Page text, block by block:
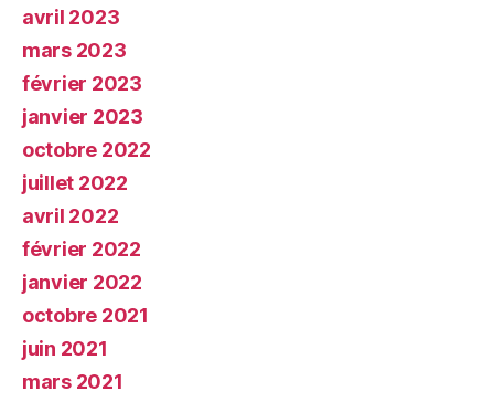
avril 2023
mars 2023
février 2023
janvier 2023
octobre 2022
juillet 2022
avril 2022
février 2022
janvier 2022
octobre 2021
juin 2021
mars 2021